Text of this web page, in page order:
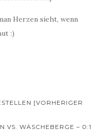
Herzen sieht, wenn
:)
[VORHERIGER
VS. WÄSCHEBERGE – 0:1